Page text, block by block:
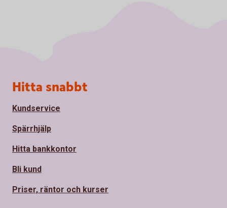
Sidfot
Hitta snabbt
Kundservice
Spärrhjälp
Hitta bankkontor
Bli kund
Priser, räntor och kurser